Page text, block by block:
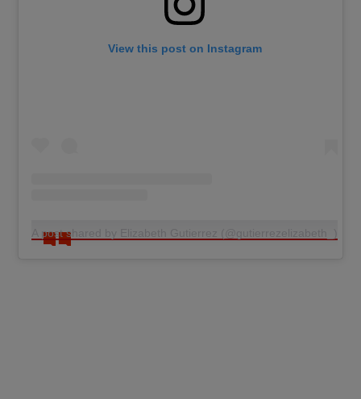
View this post on Instagram
A post shared by Elizabeth Gutierrez (@gutierrezelizabeth_)